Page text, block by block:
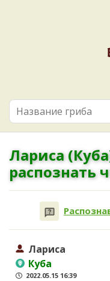
Лариса
распознать
Лариса
Куба
2022.05.15 16:39